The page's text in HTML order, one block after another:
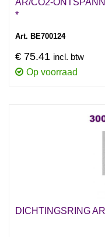
AR/CO2-
*
Art. BE700124
€ 75.41 incl. btw
Op voorraad
DICHTINGSRING